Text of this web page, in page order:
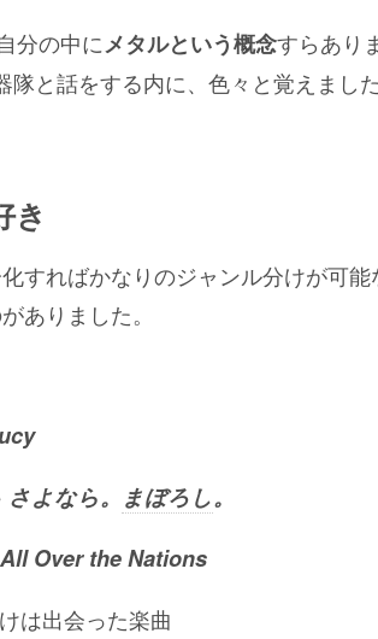
分の中にメタルという概念すらあり
と話をする内に、色々と覚えました
き
すればかなりのジャンル分けが可
ありました。
よなら。 まぼろし。
Over the Nations
は出会った楽曲